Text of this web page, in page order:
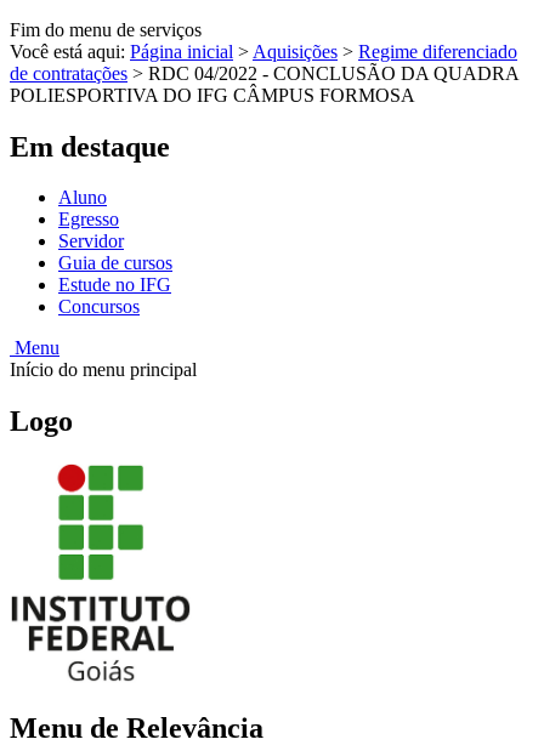
Fim do menu de serviços
Você está aqui: Página inicial > Aquisições > Regime diferenciado
de contratações > RDC 04/2022 - CONCLUSÃO DA QUADRA
POLIESPORTIVA DO IFG CÂMPUS FORMOSA
Em destaque
Aluno
Egresso
Servidor
Guia de cursos
Estude no IFG
Concursos
Menu
Início do menu principal
Logo
Menu de Relevância